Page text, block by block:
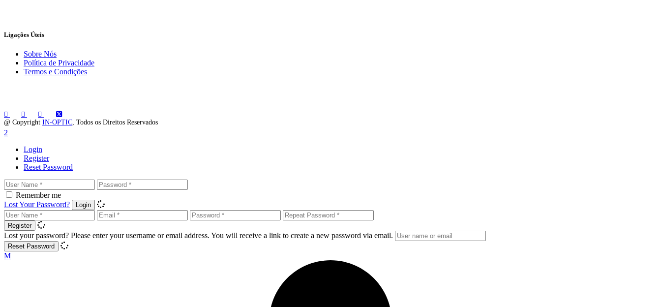
Ligações Úteis
Sobre Nós
Política de Privacidade
Termos e Condições
@ Copyright IN-OPTIC, Todos os Direitos Reservados
Login
Register
Reset Password
Remember me
Lost Your Password?
Login
Register
Lost your password? Please enter your username or email address. You will receive a link to create a new password via email.
Reset Password